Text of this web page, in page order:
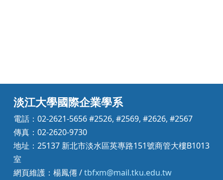
淡江大學國際企業學系
電話：02-2621-5656 #2526, #2569, #2626, #2567
傳真：02-2620-9730
地址：25137 新北市淡水區英專路151號商管大樓B1013
室
網頁維護：楊鳳僊 /tbfxm@mail.tku.edu.tw